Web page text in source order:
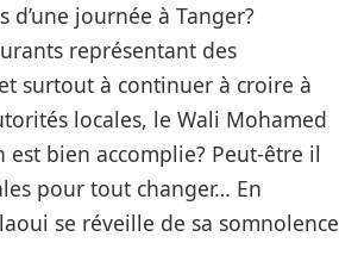
journée à Tanger?
représentant des
surtout à continuer à croire à
locales, le Wali Mohamed
est bien accomplie? Peut-être il
pour tout changer… En
se réveille de sa somnolence